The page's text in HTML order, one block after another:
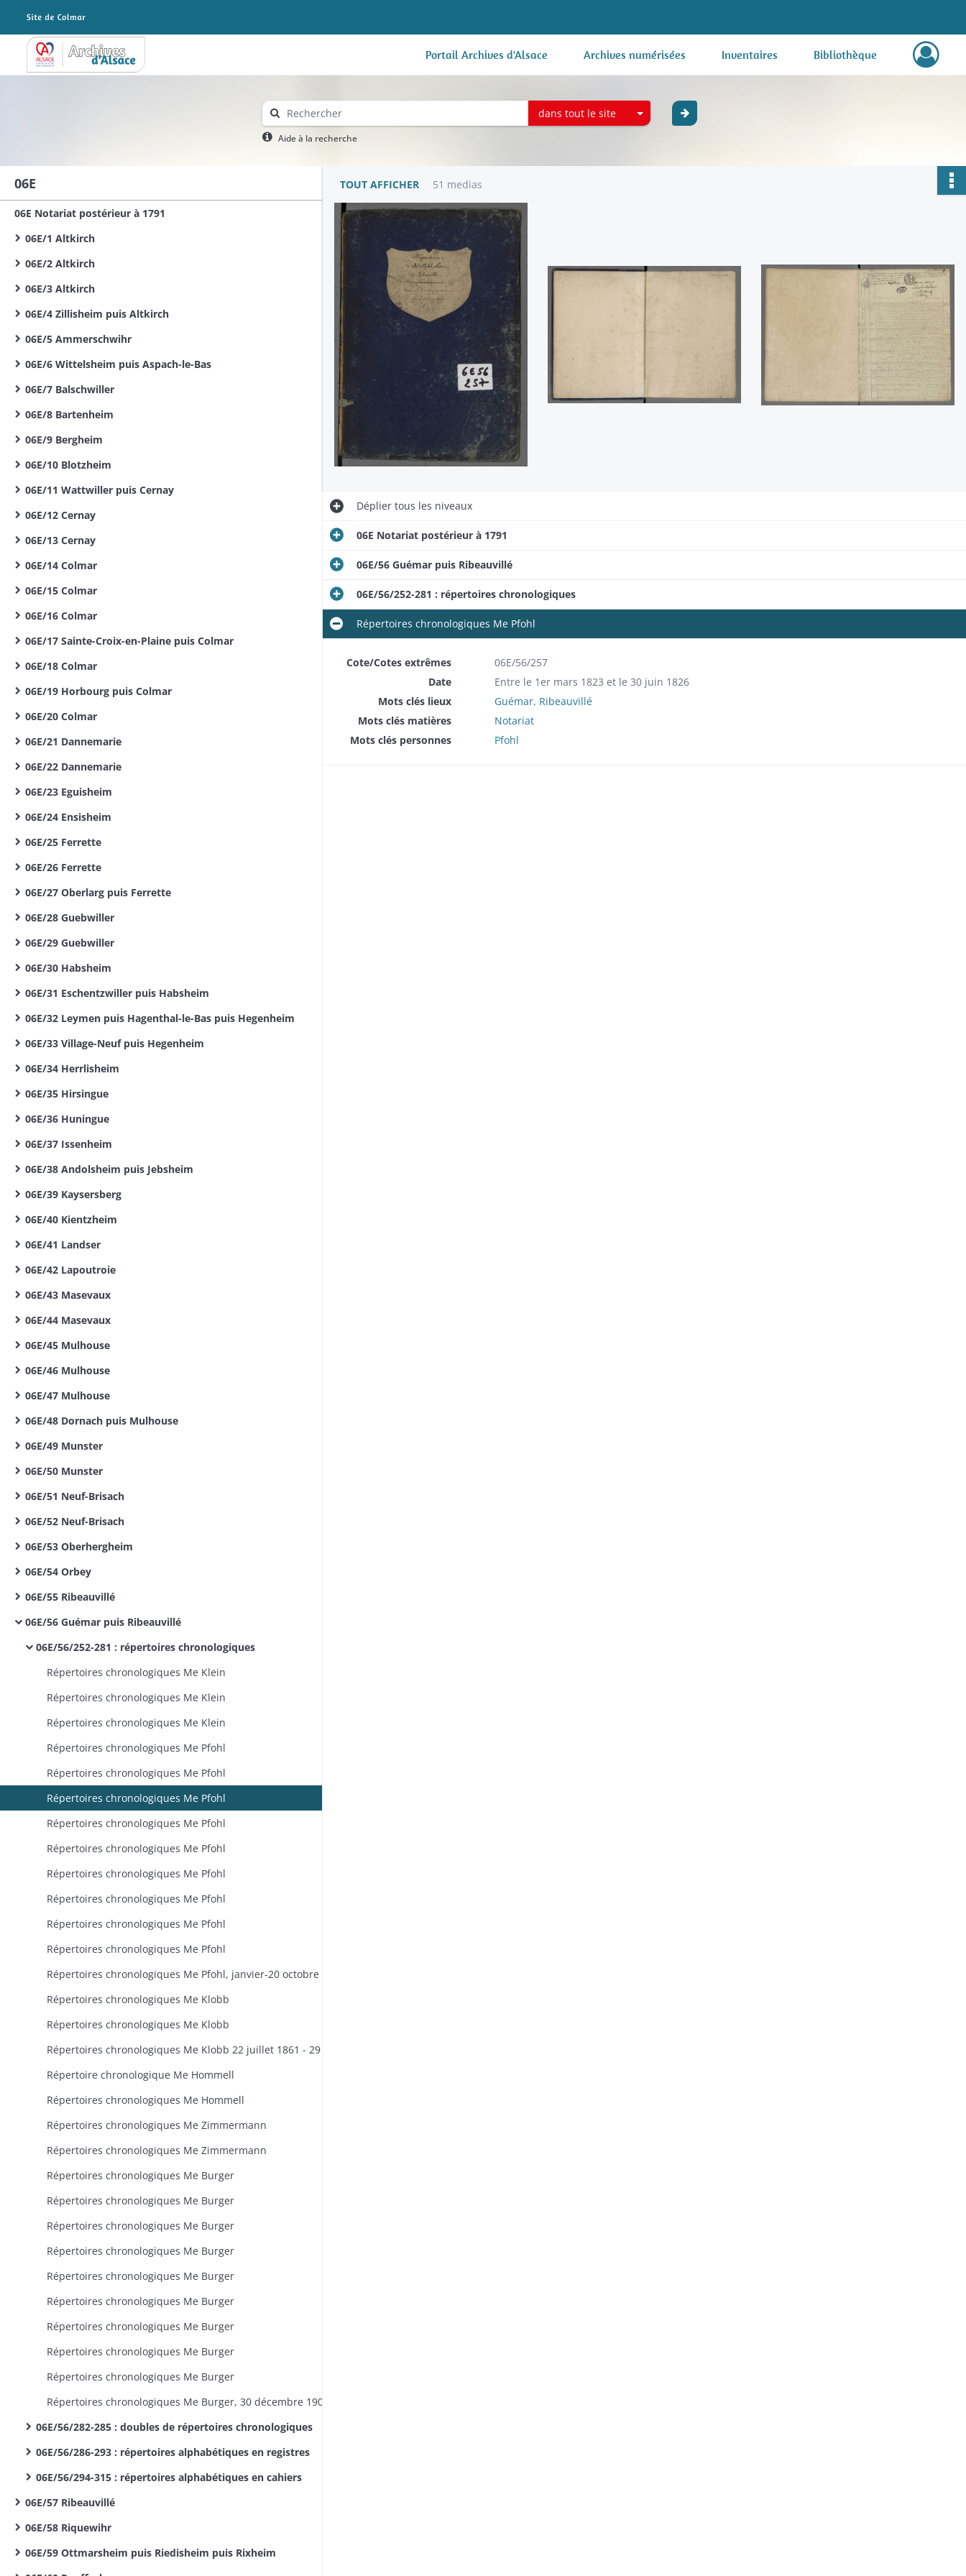
Archives Alsace - Colmar Portail Archives d'Alsace Archives numérisées Inventaires Bibliothèque
dans tout le site
Aide à la recherche
06E
06E Notariat postérieur à 1791
06E/1 Altkirch
06E/2 Altkirch
06E/3 Altkirch
06E/4 Zillisheim puis Altkirch
06E/5 Ammerschwihr
06E/6 Wittelsheim puis Aspach-le-Bas
06E/7 Balschwiller
06E/8 Bartenheim
06E/9 Bergheim
06E/10 Blotzheim
06E/11 Wattwiller puis Cernay
06E/12 Cernay
06E/13 Cernay
06E/14 Colmar
06E/15 Colmar
06E/16 Colmar
06E/17 Sainte-Croix-en-Plaine puis Colmar
06E/18 Colmar
06E/19 Horbourg puis Colmar
06E/20 Colmar
06E/21 Dannemarie
06E/22 Dannemarie
06E/23 Eguisheim
06E/24 Ensisheim
06E/25 Ferrette
06E/26 Ferrette
06E/27 Oberlarg puis Ferrette
06E/28 Guebwiller
06E/29 Guebwiller
06E/30 Habsheim
06E/31 Eschentzwiller puis Habsheim
06E/32 Leymen puis Hagenthal-le-Bas puis Hegenheim
06E/33 Village-Neuf puis Hegenheim
06E/34 Herrlisheim
06E/35 Hirsingue
06E/36 Huningue
06E/37 Issenheim
06E/38 Andolsheim puis Jebsheim
06E/39 Kaysersberg
06E/40 Kientzheim
06E/41 Landser
06E/42 Lapoutroie
06E/43 Masevaux
06E/44 Masevaux
06E/45 Mulhouse
06E/46 Mulhouse
06E/47 Mulhouse
06E/48 Dornach puis Mulhouse
06E/49 Munster
06E/50 Munster
06E/51 Neuf-Brisach
06E/52 Neuf-Brisach
06E/53 Oberhergheim
06E/54 Orbey
06E/55 Ribeauvillé
06E/56 Guémar puis Ribeauvillé
06E/56/252-281 : répertoires chronologiques
Répertoires chronologiques Me Klein
Répertoires chronologiques Me Klein
Répertoires chronologiques Me Klein
Répertoires chronologiques Me Pfohl
Répertoires chronologiques Me Pfohl
Répertoires chronologiques Me Pfohl
Répertoires chronologiques Me Pfohl
Répertoires chronologiques Me Pfohl
Répertoires chronologiques Me Pfohl
Répertoires chronologiques Me Pfohl
Répertoires chronologiques Me Pfohl
Répertoires chronologiques Me Pfohl
Répertoires chronologiques Me Klobb
Répertoires chronologiques Me Klobb
Répertoire chronologique Me Hommell
Répertoires chronologiques Me Hommell
Répertoires chronologiques Me Zimmermann
Répertoires chronologiques Me Zimmermann
Répertoires chronologiques Me Burger
Répertoires chronologiques Me Burger
Répertoires chronologiques Me Burger
Répertoires chronologiques Me Burger
Répertoires chronologiques Me Burger
Répertoires chronologiques Me Burger
Répertoires chronologiques Me Burger
Répertoires chronologiques Me Burger
Répertoires chronologiques Me Burger
06E/56/282-285 : doubles de répertoires chronologiques
06E/56/286-293 : répertoires alphabétiques en registres
06E/56/294-315 : répertoires alphabétiques en cahiers
06E/57 Ribeauvillé
06E/58 Riquewihr
06E/59 Ottmarsheim puis Riedisheim puis Rixheim
TOUT AFFICHER 51 medias
Dépliertous les niveaux
06E Notariat postérieur à 1791
06E/56 Guémar puis Ribeauvillé
06E/56/252-281 : répertoires chronologiques
Répertoires chronologiques Me Pfohl
Cote/Cotes extrêmes
06E/56/257
Date
Entre le 1er mars 1823 et le 30 juin 1826
Mots clés lieux
Guémar, Ribeauvillé
Mots clés matières
Notariat
Mots clés personnes
Pfohl